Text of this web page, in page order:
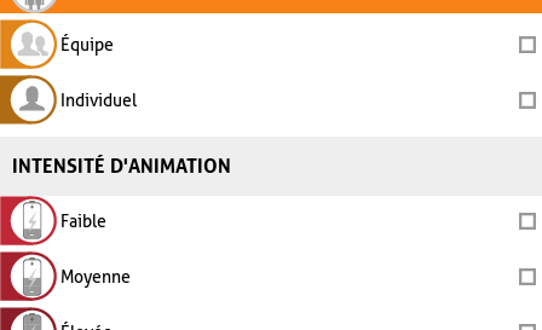
Équipe
Individuel
INTENSITÉ D'ANIMATION
Faible
Moyenne